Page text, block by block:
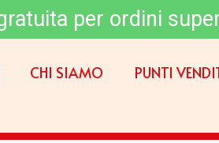
per ordini
CHI SIAMO PUNTI